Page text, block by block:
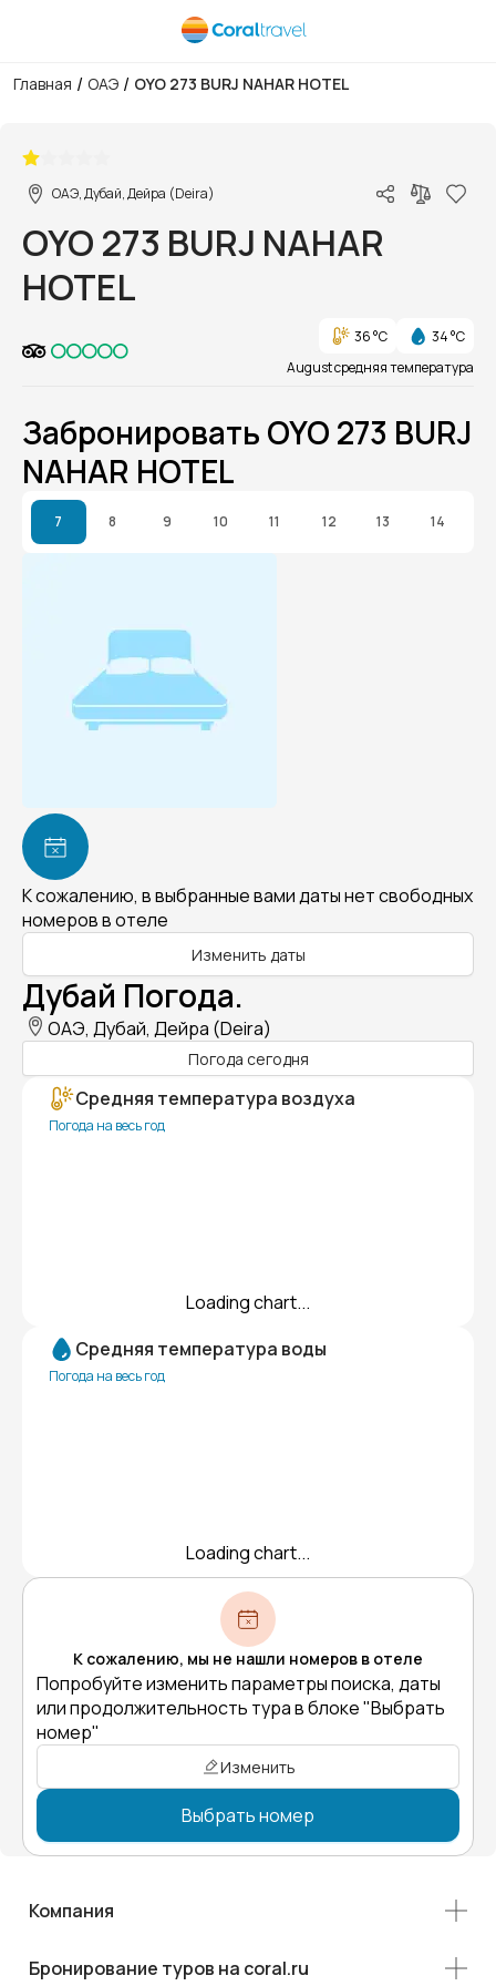
Главная / ОАЭ / OYO 273 BURJ NAHAR HOTEL
ОАЭ, Дубай, Дейра (Deira)
OYO 273 BURJ NAHAR
HOTEL
36 °C
34 °C
August средняя температура
Забронировать OYO 273 BURJ
NAHAR HOTEL
7 8 9 10 11 12 13 14
К сожалению, в выбранные вами даты нет свободных
номеров в отеле
Изменить даты
Дубай Погода.
ОАЭ, Дубай, Дейра (Deira)
Погода сегодня
Средняя температура воздуха
Погода на весь год
Loading chart...
Средняя температура воды
Погода на весь год
Loading chart...
К сожалению, мы не нашли номеров в отеле
Попробуйте изменить параметры поиска, даты
или продолжительность тура в блоке "Выбрать
номер"
Изменить
Выбрать номер
Компания
Бронирование туров на coral.ru